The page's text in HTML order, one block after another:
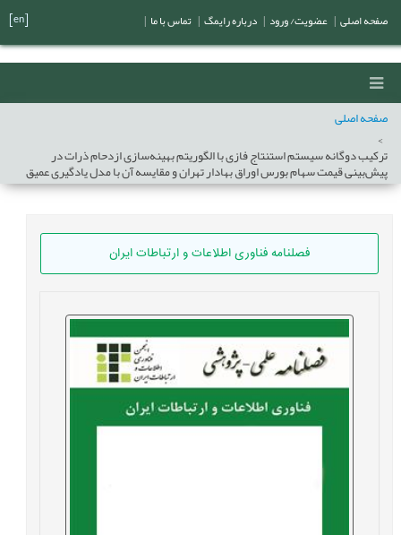
صفحه اصلی
ترکیب دوگانه سیستم استنتاج فازی با الگوریتم بهینه‌‌سازی ازدحام ذرات در
پیش‌بینی قیمت سهام بورس اوراق بهادار تهران و مقایسه آن با مدل یادگیری عمیق
فصلنامه فناوری اطلاعات و ارتباطات ایران
صفحه اصلی عضویت/ ورود درباره رایمگ تماس با ما